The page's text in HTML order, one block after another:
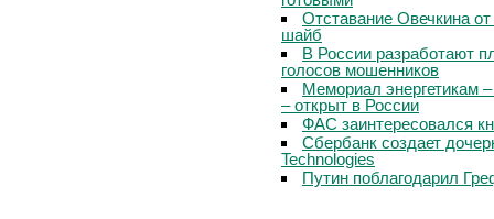
Отставание Овечкина
шайб
В России разработают
голосов мошенников
Мемориал энергетикам
– открыт в России
ФАС заинтересовался
Сбербанк создает
Technologies
Путин поблагодарил